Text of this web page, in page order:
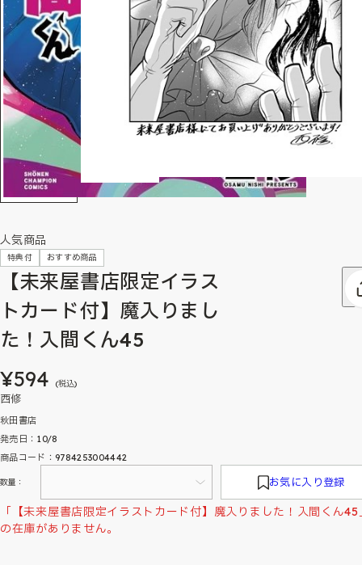
人気商品
特典付 おすすめ商品
【未来屋書店限定イラス
トカード付】魔入りまし
た！入間くん45
¥594 (税込)
西修
秋田書店
発売日：10/8
商品コード：9784253004442
数量： お気に入り登録
「【未来屋書店限定イラストカード付】魔入りました！入間くん45
の在庫がありません。